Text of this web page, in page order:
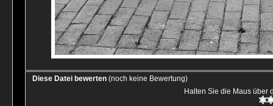
Diese Datei bewerten (noch keine Bewertung)
Halten Sie die Maus über